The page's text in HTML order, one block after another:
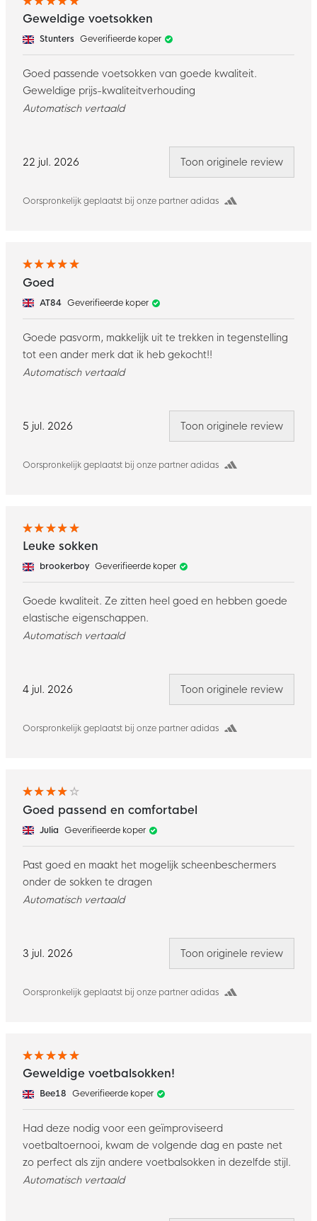
22 jul. 2026
Oorspronkelijk geplaatst bij onze partner adidas
Geweldige voetsokken
Stunters Geverifieerde koper
Goed passende voetsokken van goede kwaliteit.
Geweldige prijs-kwaliteitverhouding
Automatisch vertaald
Toon originele review
5 jul. 2026
Oorspronkelijk geplaatst bij onze partner adidas
Goed
AT84 Geverifieerde koper
Goede pasvorm, makkelijk uit te trekken in tegenstelling
tot een ander merk dat ik heb gekocht!!
Automatisch vertaald
Toon originele review
4 jul. 2026
Oorspronkelijk geplaatst bij onze partner adidas
Leuke sokken
brookerboy Geverifieerde koper
Goede kwaliteit. Ze zitten heel goed en hebben goede
elastische eigenschappen.
Automatisch vertaald
Toon originele review
3 jul. 2026
Oorspronkelijk geplaatst bij onze partner adidas
Goed passend en comfortabel
Julia Geverifieerde koper
Past goed en maakt het mogelijk scheenbeschermers
onder de sokken te dragen
Automatisch vertaald
Toon originele review
Geweldige voetbalsokken!
Bee18 Geverifieerde koper
Had deze nodig voor een geïmproviseerd
voetbaltoernooi, kwam de volgende dag en paste net
zo perfect als zijn andere voetbalsokken in dezelfde stijl.
Automatisch vertaald